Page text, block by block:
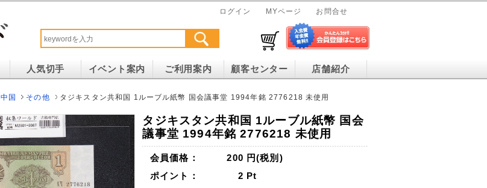
ログイン MYページ お問合せ
人気切手 イベント案内 ご利用案内 顧客センター 店舗紹介
中国 その他 タジキスタン共和国 1ルーブル紙幣 国会議事堂 1994年銘 2776218 未使用
タジキスタン共和国 1ルーブル紙幣 国会
議事堂 1994年銘 2776218 未使用
会員価格： 200 円(税別)
ポイント：
2 Pt